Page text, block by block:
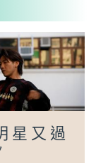
星又過